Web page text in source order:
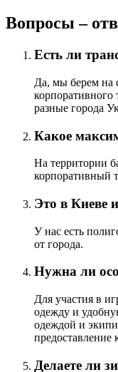
Вопросы –
Есть ли
Да, мы берем на
корпоративного
разные города
Какое
На территории
корпоративный
Это в Киеве
У нас есть
от города.
Нужна ли
Для участия в
одежду и
одеждой и
Делаете ли